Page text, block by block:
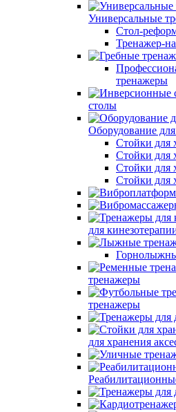
Универсальные
Стол-
Тренажер-
тренажеры
столы
Оборудование
Стойки для
Стойки для
Стойки для
Стойки для
для
тренажеры
тренажеры
для хранения